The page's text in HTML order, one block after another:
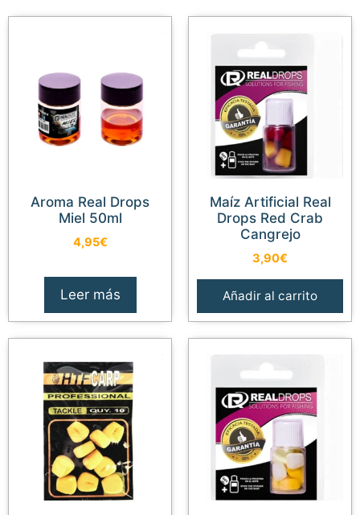
Aroma Real Drops
Miel 50ml
4,95€
Leer más
Maíz Artificial Real
Drops Red Crab
Cangrejo
3,90€
Añadir al carrito